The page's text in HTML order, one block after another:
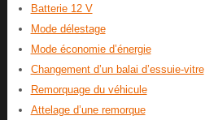
Batterie 12 V
Mode délestage
Mode économie d’énergie
Changement d’un balai d’essuie-vitre
Remorquage du véhicule
Attelage d’une remorque